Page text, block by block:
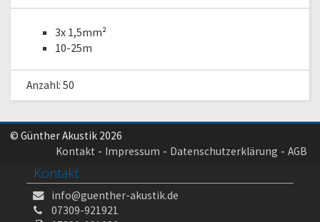
3x 1,5mm²
10-25m
Anzahl: 50
© Günther Akustik 2026
AGB
Datenschutzerklärung
Impressum
Kontakt
Kontakt
info@guenther-akustik.de
07309-921921